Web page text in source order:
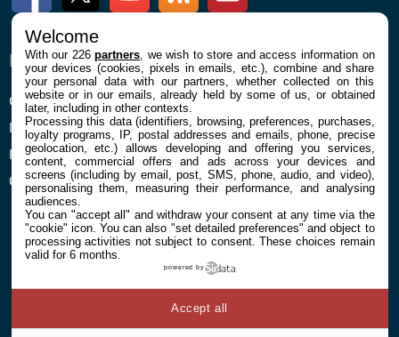
ENTREPRISE
Confidentialité et Cookies
Mentions légales et CGU
Préférences Cookies
Qui sommes nous
À PROPOS
Contact
Welcome
With our 226partners , we wish to store and access information on
your devices (cookies, pixels in emails, etc.), combine and share
your personal data with our partners, whether collected on this
website or in our emails, already held by some of us, or obtained
later, including in other contexts.
Processing this data (identifiers, browsing, preferences, purchases,
loyalty programs, IP, postal addresses and emails, phone, precise
geolocation, etc.) allows developing and offering you services,
content, commercial offers and ads across your devices and
screens (including by email, post, SMS, phone, audio, and video),
personalising them, measuring their performance, and analysing
audiences.
You can "accept all" and withdraw your consent at any time via the
"cookie" icon. You can also "set detailed preferences" and object to
processing activities not subject to consent. These choices remain
valid for 6 months.
powered by
Accept all